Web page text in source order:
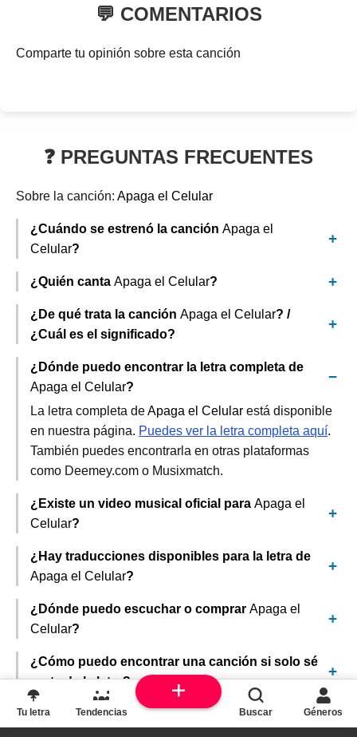
💬 COMENTARIOS
Comparte tu opinión sobre esta canción
❓ PREGUNTAS FRECUENTES
Sobre la canción: Apaga el Celular
¿Cuándo se estrenó la canción Apaga el
Celular?
¿Quién canta Apaga el Celular?
¿De qué trata la canción Apaga el Celular? /
¿Cuál es el significado?
¿Dónde puedo encontrar la letra completa de
Apaga el Celular?
La letra completa deApaga el Celular está disponible
en nuestra página. Puedes ver la letra completa aquí.
También puedes encontrarla en otras plataformas
como Deemey.com o Musixmatch.
¿Existe un video musical oficial para Apaga el
Celular?
¿Hay traducciones disponibles para la letra de
Apaga el Celular?
¿Dónde puedo escuchar o comprar Apaga el
Celular?
¿Cómo puedo encontrar una canción si solo sé
parte de la letra?
Tu letra Tendencias Buscar Géneros